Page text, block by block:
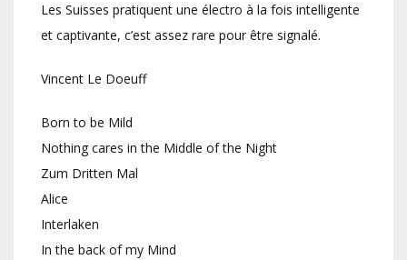
Les Suisses pratiquent une électro à la fois intelligente
et captivante, c’est assez rare pour être signalé.
Vincent Le Doeuff
Born to be Mild
Nothing cares in the Middle of the Night
Zum Dritten Mal
Alice
Interlaken
In the back of my Mind